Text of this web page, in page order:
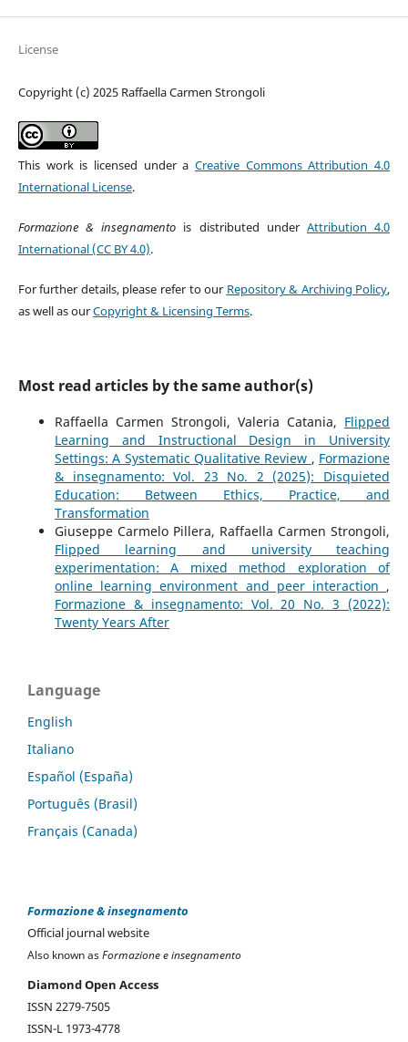
License
Copyright (c) 2025 Raffaella Carmen Strongoli
This work is licensed under aCreative Commons Attribution 4.0
International License.
Formazione & insegnamento is distributed under Attribution 4.0
International (CC BY 4.0).
For further details, please refer to our Repository & Archiving Policy,
as well as ourCopyright & Licensing Terms.
Most read articles by the same author(s)
Raffaella Carmen Strongoli, Valeria Catania, Flipped
Learning and Instructional Design in University
Settings: A Systematic Qualitative Review , Formazione
& insegnamento: Vol. 23 No. 2 (2025): Disquieted
Education: Between Ethics, Practice, and
Transformation
Giuseppe Carmelo Pillera, Raffaella Carmen Strongoli,
Flipped learning and university teaching
experimentation: A mixed method exploration of
online learning environment and peer interaction ,
Formazione & insegnamento: Vol. 20 No. 3 (2022):
Twenty Years After
Language
English
Italiano
Español (España)
Português (Brasil)
Français (Canada)
Formazione & insegnamento
Official journal website
Also known asFormazione e insegnamento
Diamond Open Access
ISSN 2279-7505
ISSN-L 1973-4778